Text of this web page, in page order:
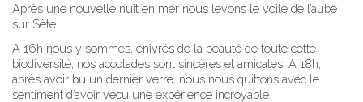
Après une nouvelle nuit en mer nous levons le voile de l’aube
sur Sète.
A 16h nous y sommes, enivrés de la beauté de toute cette
biodiversité, nos accolades sont sincères et amicales. A 18h,
après avoir bu un dernier verre, nous nous quittons avec le
sentiment d’avoir vécu une expérience incroyable.